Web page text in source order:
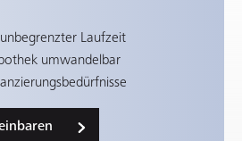
Laufzeit
umwandelbar